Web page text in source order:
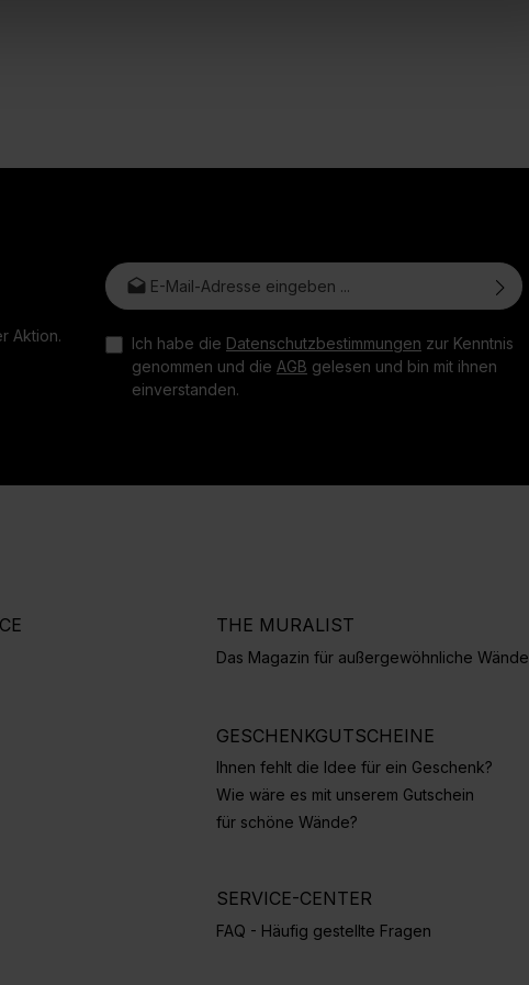
Aktion.
E-Mail-Adresse*
Ich habe die Datenschutzbestimmungen zur Kenntnis
genommen und die AGB gelesen und bin mit ihnen
einverstanden.
THE MURALIST
Das Magazin für außergewöhnliche Wände
GESCHENKGUTSCHEINE
Ihnen fehlt die Idee für ein Geschenk?
Wie wäre es mit unserem Gutschein
für schöne Wände?
SERVICE-CENTER
FAQ - Häufig gestellte Fragen